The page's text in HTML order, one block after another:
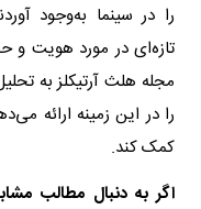
را در سینما به‌وجود
تازه‌ای در مورد هویت و
مجله هلث‌ آرتیکلز به
را در این زمینه ارائه
کمک کند.
اگر به دنبال مطالب